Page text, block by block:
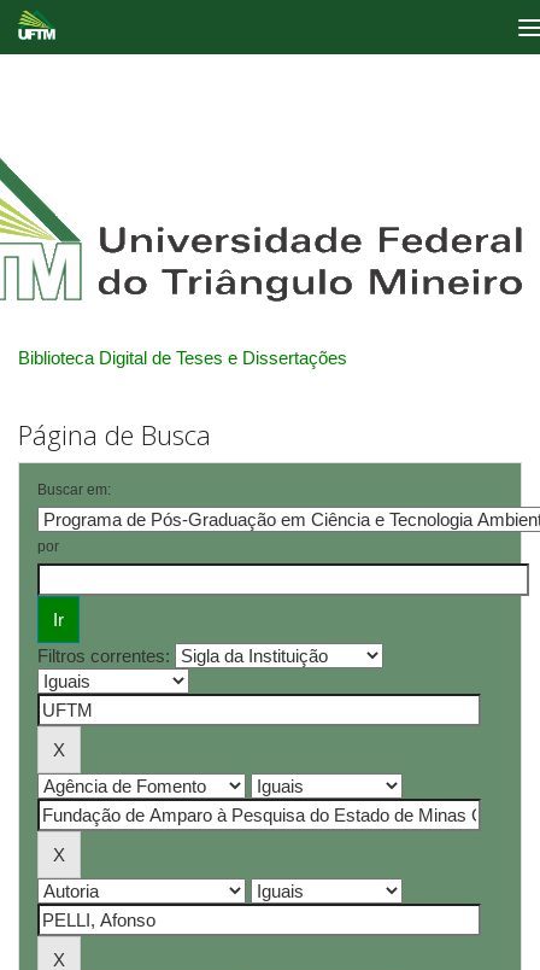
Biblioteca Digital de Teses e Dissertações
Página de Busca
Buscar em:
por
Filtros correntes: